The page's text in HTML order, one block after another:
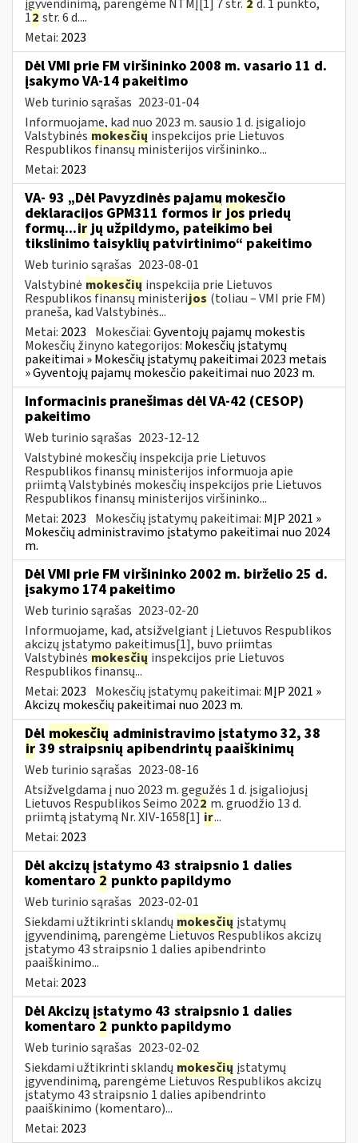
įgyvendinimą, parengėme NTMĮ[1] 7 str. 2 d. 1 punkto,
12 str. 6 d....
Metai: 2023
Dėl VMI prie FM viršininko 2008 m. vasario 11 d.
įsakymo VA-14 pakeitimo
Web turinio sąrašas 2023-01-04
Informuojame, kad nuo 2023 m. sausio 1 d. įsigaliojo
Valstybinės mokesčių inspekcijos prie Lietuvos
Respublikos finansų ministerijos viršininko...
Metai: 2023
VA- 93 „Dėl Pavyzdinės pajamų mokesčio
deklaracijos GPM311 formos ir jos priedų
formų...irjų užpildymo, pateikimo bei
tikslinimo taisyklių patvirtinimo“ pakeitimo
Web turinio sąrašas 2023-08-01
Valstybinė mokesčių inspekcija prie Lietuvos
Respublikos finansų ministerijos (toliau – VMI prie FM)
praneša, kad Valstybinės...
Metai: 2023 Mokesčiai:Gyventojų pajamų mokestis
Mokesčių žinyno kategorijos: Mokesčių įstatymų
pakeitimai » Mokesčių įstatymų pakeitimai 2023 metais
» Gyventojų pajamų mokesčio pakeitimai nuo 2023 m.
Informacinis pranešimas dėl VA-42 (CESOP)
pakeitimo
Web turinio sąrašas 2023-12-12
Valstybinė mokesčių inspekcija prie Lietuvos
Respublikos finansų ministerijos informuoja apie
priimtą Valstybinės mokesčių inspekcijos prie Lietuvos
Respublikos finansų ministerijos viršininko...
Metai: 2023 Mokesčių įstatymų pakeitimai: MĮP 2021 »
Mokesčių administravimo įstatymo pakeitimai nuo 2024
m.
Dėl VMI prie FM viršininko 2002 m. birželio 25 d.
įsakymo 174 pakeitimo
Web turinio sąrašas 2023-02-20
Informuojame, kad, atsižvelgiant į Lietuvos Respublikos
akcizų įstatymo pakeitimus[1], buvo priimtas
Valstybinės mokesčių inspekcijos prie Lietuvos
Respublikos finansų...
Metai: 2023 Mokesčių įstatymų pakeitimai: MĮP 2021 »
Akcizų mokesčių pakeitimai nuo 2023 m.
Dėl mokesčių administravimo įstatymo 32, 38
ir 39 straipsnių apibendrintų paaiškinimų
Web turinio sąrašas 2023-08-16
Atsižvelgdama į nuo 2023 m. gegužės 1 d. įsigaliojusį
Lietuvos Respublikos Seimo 2022 m. gruodžio 13 d.
priimtą įstatymą Nr. XIV-1658[1]ir...
Metai: 2023
Dėl akcizų įstatymo 43 straipsnio 1 dalies
komentaro 2 punkto papildymo
Web turinio sąrašas 2023-02-01
Siekdami užtikrinti sklandų mokesčių įstatymų
įgyvendinimą, parengėme Lietuvos Respublikos akcizų
įstatymo 43 straipsnio 1 dalies apibendrinto
paaiškinimo...
Metai: 2023
Dėl Akcizų įstatymo 43 straipsnio 1 dalies
komentaro 2 punkto papildymo
Web turinio sąrašas 2023-02-02
Siekdami užtikrinti sklandų mokesčių įstatymų
įgyvendinimą, parengėme Lietuvos Respublikos akcizų
įstatymo 43 straipsnio 1 dalies apibendrinto
paaiškinimo (komentaro)...
Metai: 2023